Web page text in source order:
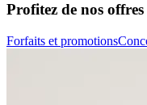
Profitez de nos offres
Forfaits et promotions